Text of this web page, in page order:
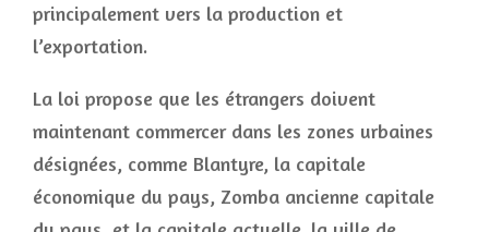
principalement vers la production et
l’exportation.
La loi propose que les étrangers doivent
maintenant commercer dans les zones urbaines
désignées, comme Blantyre, la capitale
économique du pays, Zomba ancienne capitale